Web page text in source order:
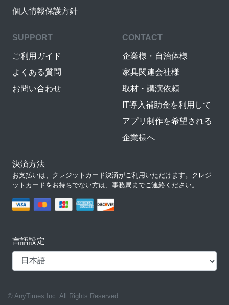
個人情報保護方針
SUPPORT
ご利用ガイド
よくある質問
お問い合わせ
CONTACT
企業様・自治体様
家具関連会社様
取材・講演依頼
IT導入補助金を利用して
アプリ制作を希望される
企業様へ
決済方法
お支払いは、クレジットカード決済がご利用いただけます。クレジ
ットカードをお持ちでない方は、事務局までご連絡ください。
言語設定
© AnyTimes Inc. All Rights Reserved